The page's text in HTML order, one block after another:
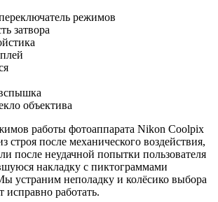
режимов
затвора
объектива
работы фотоаппарата Nikon Coolpix
строя после механического воздействия,
после неудачной попытки пользователя
накладку с пиктограммами
устраним неполадку и колёсико выбора
исправно работать.